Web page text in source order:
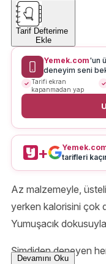
Tarif Defterime
Ekle
Yemek.com'un
deneyim seni
Tarifi ekran
kapanmadan yap
+
tarifleri
Az malzemeyle,
yerken kalorisini çok
Yumuşacık
Şimdiden deneyen
Devamını Oku